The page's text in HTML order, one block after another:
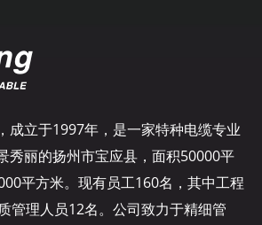
成立于1997年，是一家特种电缆专业
秀丽的扬州市宝应县，面积50000平
平方米。现有员工160名，其中工程
管理人员12名。公司致力于精细管